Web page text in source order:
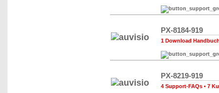
PX-8184-919
1 Download
PX-8219-919
4 Support-FAQs • 7